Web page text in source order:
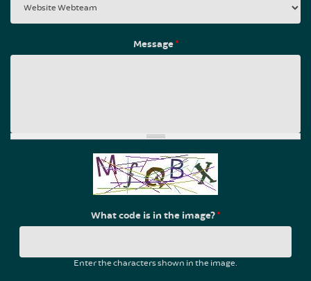
Message*
What code is in the image?*
Enter the characters shown in the image.